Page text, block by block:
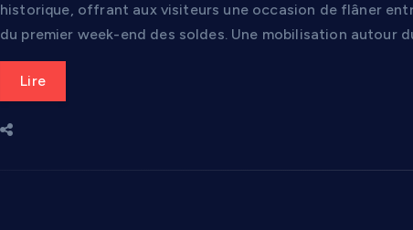
historique, offrant aux visiteurs une occasion de flâner
du premier week-end des soldes. Une mobilisation autour
Lire